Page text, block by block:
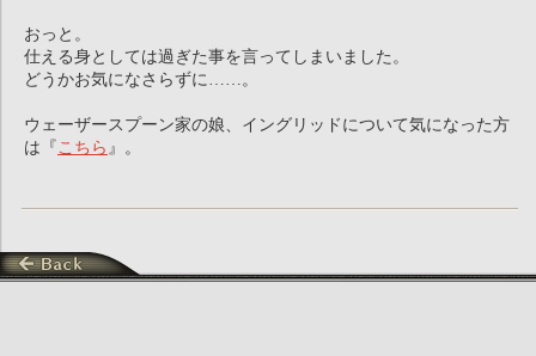
おっと。
仕える身としては過ぎた事を言ってしまいました。
どうかお気になさらずに……。
ウェーザースプーン家の娘、イングリッドについて気になった方
は『 こちら 』。